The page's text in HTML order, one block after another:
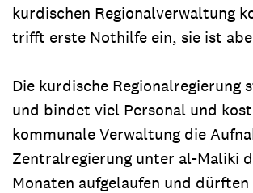
kurdischen Regionalverwaltung
trifft erste Nothilfe ein, sie ist
Die kurdische
und bindet viel Personal und
kommunale Verwaltung die
Zentralregierung unter al-Maliki
Monaten aufgelaufen und